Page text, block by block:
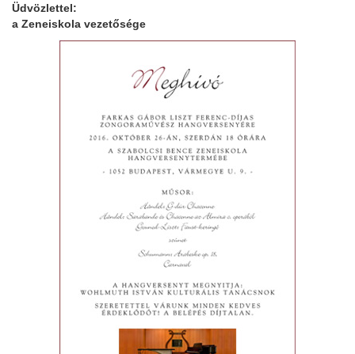
Üdvözlettel:
a Zeneiskola vezetősége